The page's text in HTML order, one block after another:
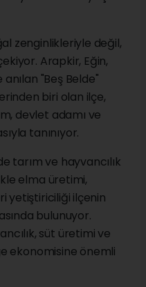
zenginlikleriyle değil,
Arapkir, Eğin,
"Beş Belde"
biri olan ilçe,
devlet adamı ve
tanınıyor.
tarım ve hayvancılık
elma üretimi,
yetiştiriciliği ilçenin
bulunuyor.
süt üretimi ve
ekonomisine önemli